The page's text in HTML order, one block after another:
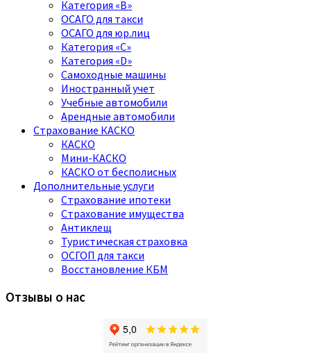
Категория «B»
ОСАГО для такси
ОСАГО для юр.лиц
Категория «C»
Категория «D»
Самоходные машины
Иностранный учет
Учебные автомобили
Арендные автомобили
Страхование КАСКО
КАСКО
Мини-КАСКО
КАСКО от бесполисных
Дополнительные услуги
Страхование ипотеки
Страхование имущества
Антиклещ
Туристическая страховка
ОСГОП для такси
Восстановление КБМ
Отзывы о нас